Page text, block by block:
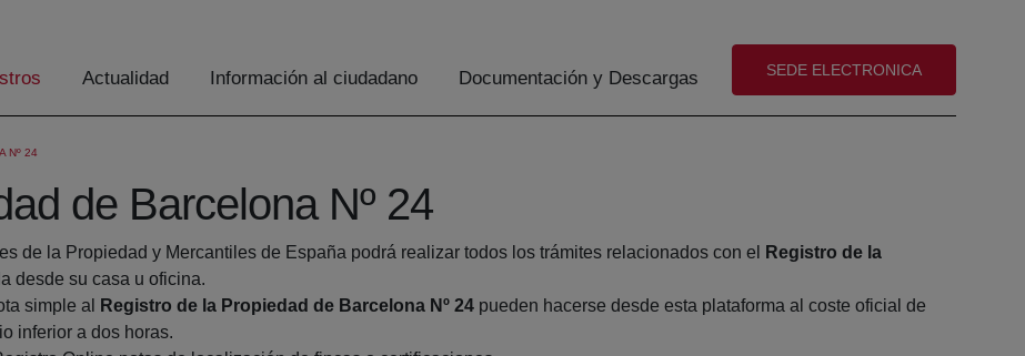
Actualidad Información al ciudadano Documentación y Descargas (abre en nueva ventana)
SEDE ELECTRONICA
Nº 24
de Barcelona Nº 24
de la Propiedad y Mercantiles de España podrá realizar todos los trámites relacionados con el
Registro de la
desde su casa u oficina.
simple al
Registro de la Propiedad de Barcelona Nº 24 pueden hacerse desde esta plataforma al coste oficial de
inferior a dos horas.